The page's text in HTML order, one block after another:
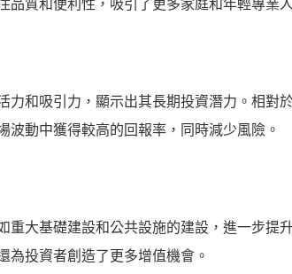
質和便利性，吸引了更多家庭和年輕專業
力和吸引力，顯示出其長期投資潛力。相對
動中獲得較高的回報率，同時減少風險。
重大基礎建設和公共設施的建設，進一步提
為投資者創造了更多增值機會。